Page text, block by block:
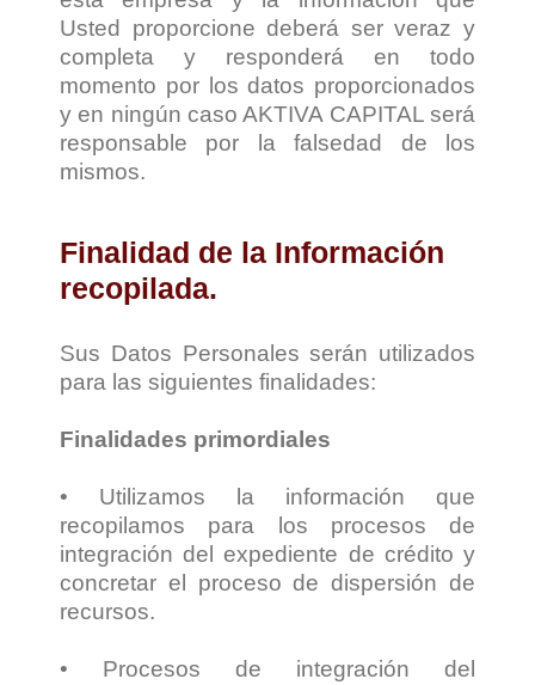
Usted proporcione deberá ser veraz y
completa y responderá en todo
momento por los datos proporcionados
y en ningún caso AKTIVA CAPITAL será
responsable por la falsedad de los
mismos.
Finalidad de la Información
recopilada.
Sus Datos Personales serán utilizados
para las siguientes finalidades:
Finalidades primordiales
• Utilizamos la información que
recopilamos para los procesos de
integración del expediente de crédito y
concretar el proceso de dispersión de
recursos.
• Procesos de integración del